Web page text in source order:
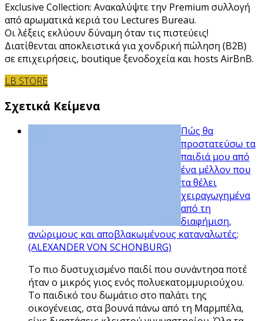
Exclusive Collection: Ανακαλύψτε την Premium συλλογή
από αρωματικά κεριά του Lectures Bureau.
Οι λέξεις εκλύουν δύναμη όταν τις πιστεύεις!
Διατίθενται αποκλειστικά για χονδρική πώληση (B2B)
σε επιχειρήσεις, boutique ξενοδοχεία και hosts AirBnB.
LB STORE
Σχετικά Κείμενα
Πώς θα
προστατεύσω τα
παιδιά μου από
ένα μέλλον που
τα θέλει
χειραγωγημένα
από τη
διαφήμιση,
ανώριμους και αποβλακωμένους καταναλωτές;
(ALEXANDER VON SCHONBURG)
Το πιο δυστυχισμένο παιδί που συνάντησα ποτέ
ήταν ο μικρός γιος ενός πολυεκατομμυριούχου.
Το παιδικό του δωμάτιο στο παλάτι της
οικογένειας, στα βουνά πάνω από τη Μαρμπέλα,